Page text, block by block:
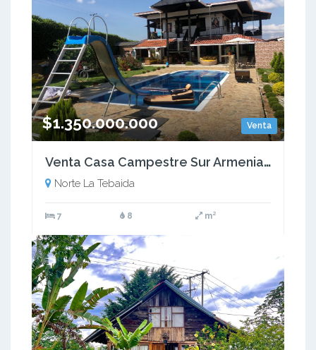
Venta
$1.350.000.000
Venta Casa Campestre Sur Armenia Quindío - Colombia COD: 9423054
Norte La Tebaida
7 8 m²